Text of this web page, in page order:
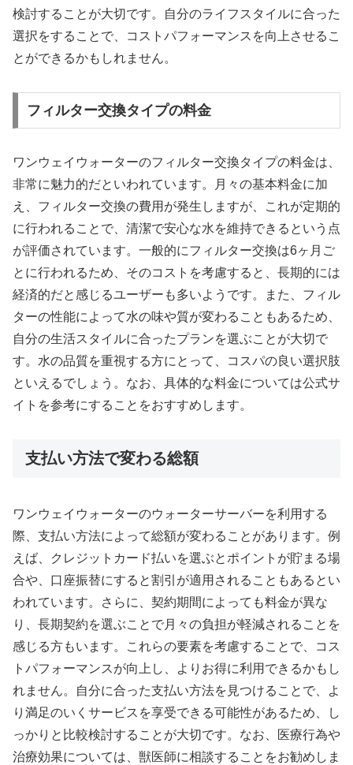
検討することが大切です。自分のライフスタイルに合った
選択をすることで、コストパフォーマンスを向上させるこ
とができるかもしれません。
フィルター交換タイプの料金
ワンウェイウォーターのフィルター交換タイプの料金は、
非常に魅力的だといわれています。月々の基本料金に加
え、フィルター交換の費用が発生しますが、これが定期的
に行われることで、清潔で安心な水を維持できるという点
が評価されています。一般的にフィルター交換は6ヶ月ご
とに行われるため、そのコストを考慮すると、長期的には
経済的だと感じるユーザーも多いようです。また、フィル
ターの性能によって水の味や質が変わることもあるため、
自分の生活スタイルに合ったプランを選ぶことが大切で
す。水の品質を重視する方にとって、コスパの良い選択肢
といえるでしょう。なお、具体的な料金については公式サ
イトを参考にすることをおすすめします。
支払い方法で変わる総額
ワンウェイウォーターのウォーターサーバーを利用する
際、支払い方法によって総額が変わることがあります。例
えば、クレジットカード払いを選ぶとポイントが貯まる場
合や、口座振替にすると割引が適用されることもあるとい
われています。さらに、契約期間によっても料金が異な
り、長期契約を選ぶことで月々の負担が軽減されることを
感じる方もいます。これらの要素を考慮することで、コス
トパフォーマンスが向上し、よりお得に利用できるかもし
れません。自分に合った支払い方法を見つけることで、よ
り満足のいくサービスを享受できる可能性があるため、し
っかりと比較検討することが大切です。なお、医療行為や
治療効果については、獣医師に相談することをお勧めしま